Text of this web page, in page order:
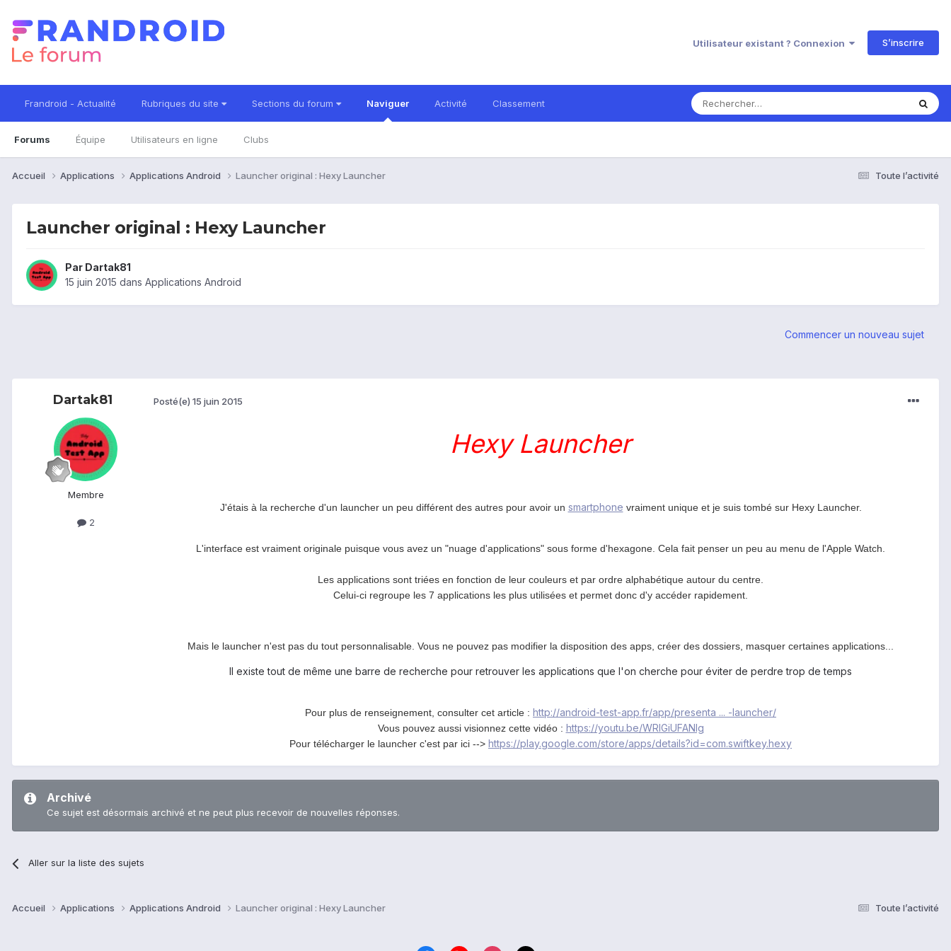
Utilisateur existant ? Connexion S’inscrire
Frandroid - Actualité Rubriques du site Sections du forum Naviguer
Forums Équipe Utilisateurs en ligne Clubs
Activité Classement
Toute l’activité
Accueil Applications Applications Android Launcher original : Hexy Launcher
Launcher original : Hexy Launcher
Par Dartak81
15 juin 2015 dans Applications Android
Commencer un nouveau sujet
Dartak81
Membre
2
Posté(e) 15 juin 2015
Hexy Launcher
J'étais à la recherche d'un launcher un peu différent des autres pour avoir un smartphone vraiment unique et je suis tombé sur Hexy Launcher.
L'interface est vraiment originale puisque vous avez un "nuage d'applications" sous forme d'hexagone. Cela fait penser un peu au menu de l'Apple Watch.
Les applications sont triées en fonction de leur couleurs et par ordre alphabétique autour du centre.
Celui-ci regroupe les 7 applications les plus utilisées et permet donc d'y accéder rapidement.
Mais le launcher n'est pas du tout personnalisable. Vous ne pouvez pas modifier la disposition des apps, créer des dossiers, masquer certaines applications...
Il existe tout de même une barre de recherche pour retrouver les applications que l'on cherche pour éviter de perdre trop de temps
Pour plus de renseignement, consulter cet article : http://android-test-app.fr/app/presenta ... -launcher/
Vous pouvez aussi visionnez cette vidéo : https://youtu.be/WRlGiUFANIg
Pour télécharger le launcher c'est par ici --> https://play.google.com/store/apps/details?id=com.swiftkey.hexy
Archivé
Ce sujet est désormais archivé et ne peut plus recevoir de nouvelles réponses.
Aller sur la liste des sujets
Toute l’activité
Accueil Applications Applications Android Launcher original : Hexy Launcher